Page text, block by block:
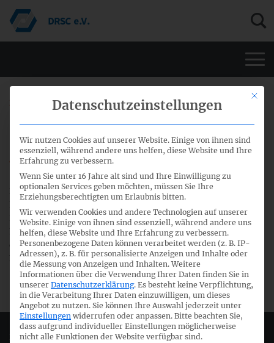
21. September 2015
Fünf Fragen des DRSC zur
Agendakonsultation 2015 des IASB
Das DRSC bitte alle interessierten Personen um Mithilfe im
Konsultationsprozess zur Agendakonsultation 2015 des
IASB. Unterfolgendem Linkkann der Fragebogen nebst
Erläuterungen heruntergeladen werden. Wir laden Sie ein,
den Fragebogen zu beantworten und freuen uns auf Ihre
Rückmeldungen bis zum 20. Oktober 2015.
Deutsches Rechnungslegungs Standards Committee e.V.
Mit
Datenschutzeinstellungen
Wir nutzen Cookies auf unserer Website. Einige von ihnen sind
essenziell, während andere uns helfen, diese Website und Ihre
Erfahrung zu verbessern.
Wenn Sie unter 16 Jahre alt sind und Ihre Einwilligung zu
optionalen Services geben möchten, müssen Sie Ihre
Erziehungsberechtigten um Erlaubnis bitten.
Wir verwenden Cookies und andere Technologien auf unserer
Website. Einige von ihnen sind essenziell, während andere uns
helfen, diese Website und Ihre Erfahrung zu verbessern.
Personenbezogene Daten können verarbeitet werden (z. B. IP-
Adressen), z. B. für personalisierte Anzeigen und Inhalte oder
die Messung von Anzeigen und Inhalten. Weitere
Informationen über die Verwendung Ihrer Daten finden Sie in
unserer Datenschutzerklärung. Es besteht keine Verpflichtung,
in die Verarbeitung Ihrer Daten einzuwilligen, um dieses
Angebot zu nutzen. Sie können Ihre Auswahl jederzeit unter
Einstellungen widerrufen oder anpassen. Bitte beachten Sie,
dass aufgrund individueller Einstellungen möglicherweise
nicht alle Funktionen der Website verfügbar sind.